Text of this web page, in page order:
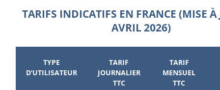
TARIFS INDICATIFS EN FRANCE (MISE À
AVRIL 2026)
TYPE
D’UTILISATEUR
TARIF
JOURNALIER
TTC
TARIF
MENSUEL
TTC